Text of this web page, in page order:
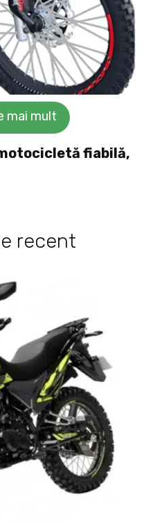
mai mult
fiabilă,
recent